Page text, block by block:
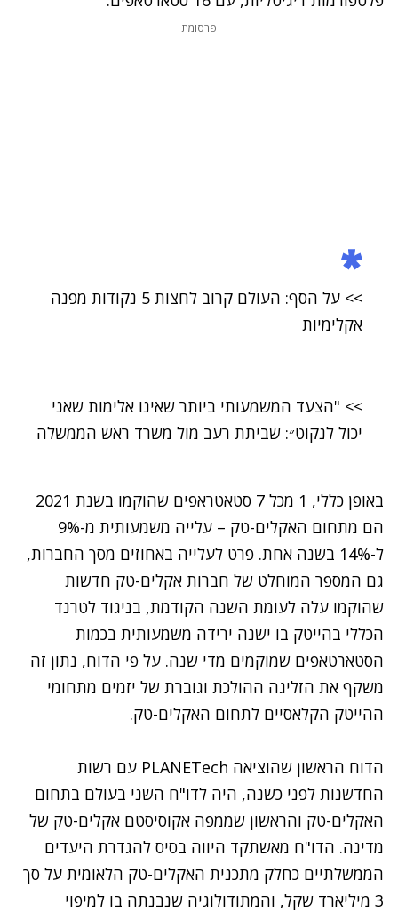
פרסומת
>> על הסף: העולם קרוב לחצות 5 נקודות מפנה
אקלימיות
>> "הצעד המשמעותי ביותר שאינו אלימות שאני
יכול לנקוט״: שביתת רעב מול משרד ראש הממשלה
באופן כללי, 1 מכל 7 סטאטראפים שהוקמו בשנת 2021
הם מתחום האקלים-טק – עלייה משמעותית מ-9%
ל-14% בשנה אחת. פרט לעלייה באחוזים מסך החברות,
גם המספר המוחלט של חברות אקלים-טק חדשות
שהוקמו עלה לעומת השנה הקודמת, בניגוד לטרנד
הכללי בהייטק בו ישנה ירידה משמעותית בכמות
הסטארטאפים שמוקמים מדי שנה. על פי הדוח, נתון זה
משקף את הזליגה ההולכת וגוברת של יזמים מתחומי
ההייטק הקלאסיים לתחום האקלים-טק.
הדוח הראשון שהוציאה PLANETech עם רשות
החדשנות לפני כשנה, היה לדו"ח השני בעולם בתחום
האקלים-טק והראשון שממפה אקוסיסטם אקלים-טק של
מדינה. הדו"ח מאשתקד היווה בסיס להגדרת היעדים
הממשלתיים כחלק מתכנית האקלים-טק הלאומית על סך
3 מיליארד שקל, והמתודולוגיה שנבנתה בו למיפוי